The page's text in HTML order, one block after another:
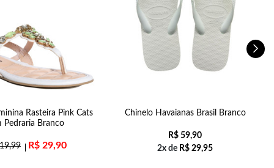
Rasteira Pink Cats
Pedraria Branco
R$ 29,90
Chinelo Havaianas Brasil Branco
R$ 59,90
2x de R$ 29,95